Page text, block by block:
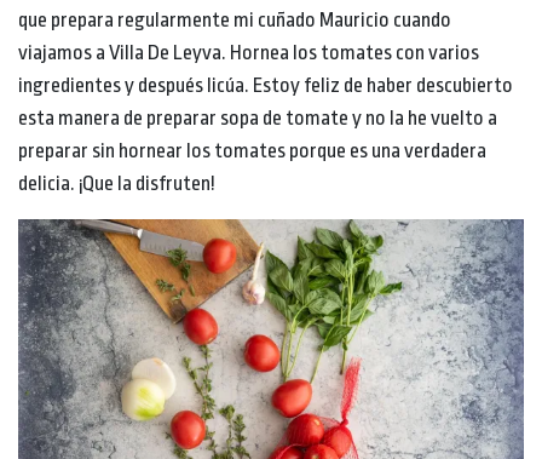
que prepara regularmente mi cuñado Mauricio cuando
viajamos a Villa De Leyva. Hornea los tomates con varios
ingredientes y después licúa. Estoy feliz de haber descubierto
esta manera de preparar sopa de tomate y no la he vuelto a
preparar sin hornear los tomates porque es una verdadera
delicia. ¡Que la disfruten!